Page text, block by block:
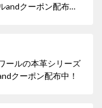
andクーポン配布
ールの本革シリーズ
クーポン配布中！